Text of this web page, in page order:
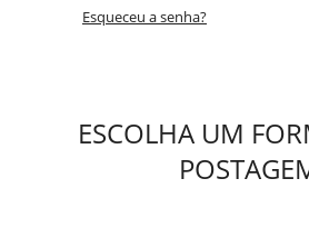
Esqueceu a senha?
ESCOLHA UM